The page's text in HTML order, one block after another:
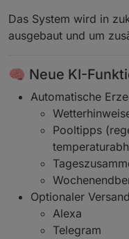
Das System wird in
ausgebaut und um
🧠 Neue KI-
Automatische
Pooltipps
Optionaler
Alexa
Telegram